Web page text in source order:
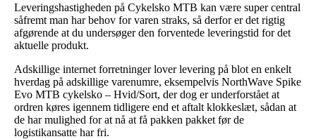
Leveringshastigheden på Cykelsko MTB kan være super central
såfremt man har behov for varen straks, så derfor er det rigtig
afgørende at du undersøger den forventede leveringstid for det
aktuelle produkt.
Adskillige internet forretninger lover levering på blot en enkelt
hverdag på adskillige varenumre, eksempelvis NorthWave Spike
Evo MTB cykelsko – Hvid/Sort, der dog er underforstået at
ordren køres igennem tidligere end et aftalt klokkeslæt, sådan at
de har mulighed for at nå at få pakken pakket før de
logistikansatte har fri.